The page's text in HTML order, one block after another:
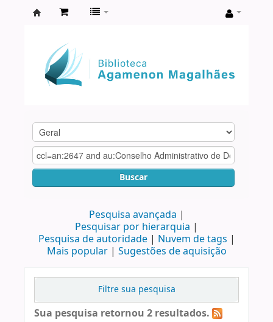
Agamenon
Magalhães
Buscar
Pesquisa avançada
Pesquisar por hierarquia
Pesquisa de autoridade
Nuvem de tags
Mais popular
Sugestões de aquisição
Filtre sua pesquisa
Sua pesquisa retornou 2 resultados.